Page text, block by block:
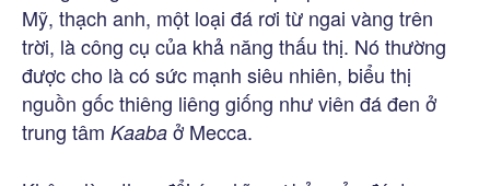
Mỹ, thạch anh, một loại đá rơi từ ngai vàng trên
trời, là công cụ của khả năng thấu thị. Nó thường
được cho là có sức mạnh siêu nhiên, biểu thị
nguồn gốc thiêng liêng giống như viên đá đen ở
trung tâm Kaaba ở Mecca.